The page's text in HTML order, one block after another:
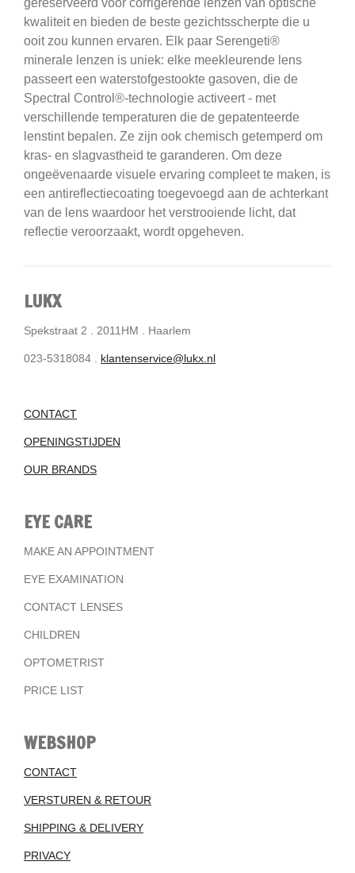
kwaliteit en bieden de beste gezichtsscherpte die u
ooit zou kunnen ervaren. Elk paar Serengeti®
minerale lenzen is uniek: elke meekleurende lens
passeert een waterstofgestookte gasoven, die de
Spectral Control®-technologie activeert - met
verschillende temperaturen die de gepatenteerde
lenstint bepalen. Ze zijn ook chemisch getemperd om
kras- en slagvastheid te garanderen. Om deze
ongeëvenaarde visuele ervaring compleet te maken, is
een antireflectiecoating toegevoegd aan de achterkant
van de lens waardoor het verstrooiende licht, dat
reflectie veroorzaakt, wordt opgeheven.
LUKX
Spekstraat 2 . 2011HM . Haarlem
023-5318084 . klantenservice@lukx.nl
CONTACT
OPENINGSTIJDEN
OUR BRANDS
EYE CARE
MAKE AN APPOINTMENT
EYE EXAMINATION
CONTACT LENSES
CHILDREN
OPTOMETRIST
PRICE LIST
WEBSHOP
CONTACT
VERSTUREN & RETOUR
SHIPPING & DELIVERY
PRIVACY